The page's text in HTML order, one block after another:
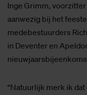
Inge Grimm,
aanwezig bij het
medebestuurders
in Deventer en
“Natuurlijk merk ik